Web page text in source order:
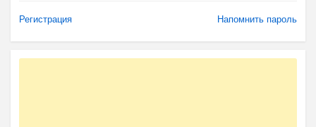
Регистрация Напомнить пароль